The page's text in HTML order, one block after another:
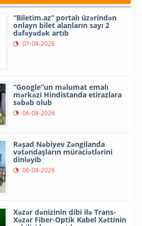
“Biletim.az” portalı üzərindən
onlayn bilet alanların sayı 2
dəfəyədək artıb
07-08-2026
“Google”un məlumat emalı
mərkəzi Hindistanda etirazlara
səbəb olub
06-08-2026
Rəşad Nəbiyev Zəngilanda
vətəndaşların müraciətlərini
dinləyib
06-08-2026
Xəzər dənizinin dibi ilə Trans-
Xəzər Fiber-Optik Kabel Xəttinin